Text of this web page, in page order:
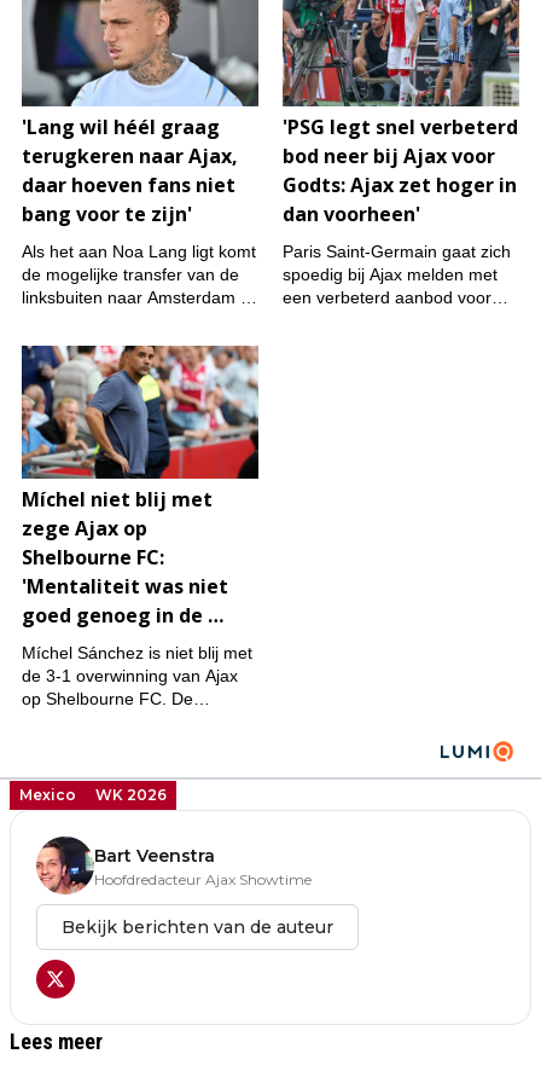
Mexico WK 2026
Bart Veenstra
Hoofdredacteur Ajax Showtime
Bekijk berichten van de auteur
Lees meer